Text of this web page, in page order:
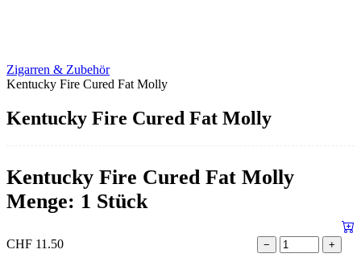
Zigarren & Zubehör
Kentucky Fire Cured Fat Molly
Kentucky Fire Cured Fat Molly
Kentucky Fire Cured Fat Molly
Menge: 1 Stück
CHF 11.50 − +